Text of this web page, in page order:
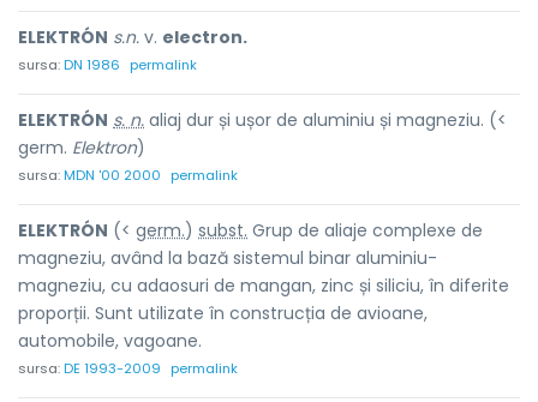
ELEKTRÓN s.n. v. electron.
sursa:DN 1986 permalink
ELEKTRÓN s. n. aliaj dur și ușor de aluminiu și magneziu. (<
germ. Elektron)
sursa:MDN '00 2000 permalink
ELEKTRÓN (< germ.) subst. Grup de aliaje complexe de
magneziu, având la bază sistemul binar aluminiu-
magneziu, cu adaosuri de mangan, zinc și siliciu, în diferite
proporții. Sunt utilizate în construcția de avioane,
automobile, vagoane.
sursa:DE 1993-2009 permalink